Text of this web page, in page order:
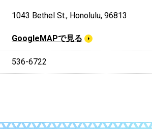
1043 Bethel St., Honolulu, 96813
GoogleMAPで見る
536-6722